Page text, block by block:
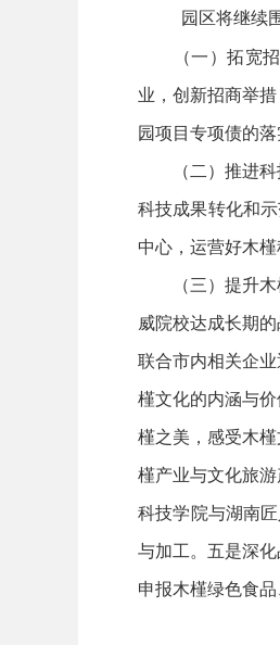
园区将继续围
（一）拓宽招
业，创新招商举
园项目专项债的
（二）推进科
科技成果转化和
中心，运营好木
（三）提升木
威院校达成长期
联合市内相关企
槿文化的内涵与
槿之美，感受木
槿产业与文化旅
科技学院与湖南
与加工。五是深
申报木槿绿色食